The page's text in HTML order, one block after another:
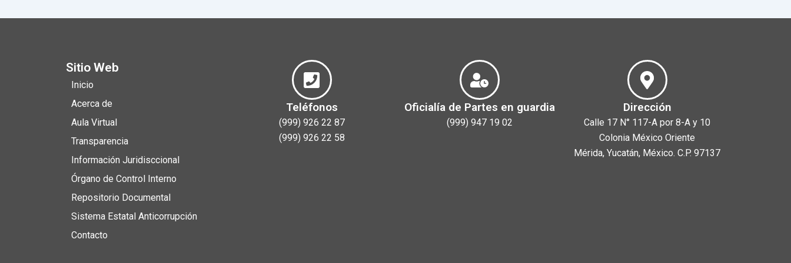
Sitio Web
Inicio
Acerca de
Aula Virtual
Transparencia
Información Juridisccional
Órgano de Control Interno
Repositorio Documental
Sistema Estatal Anticorrupción
Contacto
Teléfonos
(999) 926 22 87
(999) 926 22 58
Oficialía de Partes en guardia
(999) 947 19 02
Dirección
Calle 17 N° 117-A por 8-A y 10
Colonia México Oriente
Mérida, Yucatán, México. C.P. 97137